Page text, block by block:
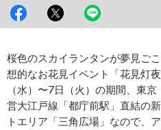
桜色のスカイランタンが夢見ご
想的なお花見イベント「花見灯
（水）〜7日（火）の期間、東
営大江戸線「都庁前駅」直結の
トエリア「三角広場」なので、